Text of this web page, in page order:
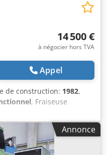
14 500 €
à négocier hors TVA
Appel
de construction: 1982,
, Fraiseuse
numérique à 3 axes,
avance à variation
: >> Année de
: 2101-1995 >>
Annonce